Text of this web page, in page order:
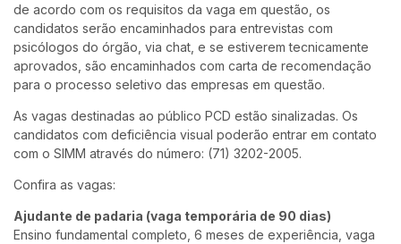
de acordo com os requisitos da vaga em questão, os
candidatos serão encaminhados para entrevistas com
psicólogos do órgão, via chat, e se estiverem tecnicamente
aprovados, são encaminhados com carta de recomendação
para o processo seletivo das empresas em questão.
As vagas destinadas ao público PCD estão sinalizadas. Os
candidatos com deficiência visual poderão entrar em contato
com o SIMM através do número: (71) 3202-2005.
Confira as vagas:
Ajudante de padaria (vaga temporária de 90 dias)
Ensino fundamental completo, 6 meses de experiência, vaga